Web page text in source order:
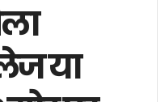
या